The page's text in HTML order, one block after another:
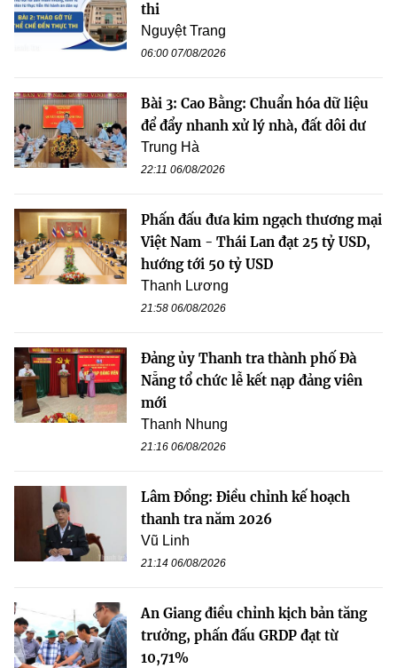
thi
Nguyệt Trang
06:00 07/08/2026
Bài 3: Cao Bằng: Chuẩn hóa dữ liệu
để đẩy nhanh xử lý nhà, đất dôi dư
Trung Hà
22:11 06/08/2026
Phấn đấu đưa kim ngạch thương mại
Việt Nam - Thái Lan đạt 25 tỷ USD,
hướng tới 50 tỷ USD
Thanh Lương
21:58 06/08/2026
Đảng ủy Thanh tra thành phố Đà
Nẵng tổ chức lễ kết nạp đảng viên
mới
Thanh Nhung
21:16 06/08/2026
Lâm Đồng: Điều chỉnh kế hoạch
thanh tra năm 2026
Vũ Linh
21:14 06/08/2026
An Giang điều chỉnh kịch bản tăng
trưởng, phấn đấu GRDP đạt từ
10,71%